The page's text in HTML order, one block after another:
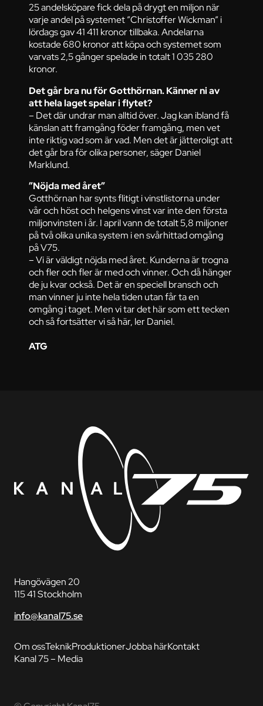
25 andelsköpare fick dela på drygt en miljon när
varje andel på systemet ”Christoffer Wickman” i
lördags gav 41 411 kronor tillbaka. Andelarna
kostade 680 kronor att köpa och systemet som
varvats 2,5 gånger spelade in totalt 1 035 280
kronor.
Det går bra nu för Gotthörnan. Känner ni av
att hela laget spelar i flytet?
– Det där undrar man alltid över. Jag kan ibland få
känslan att framgång föder framgång, men vet
inte riktig vad som är vad. Men det är jätteroligt att
det går bra för olika personer, säger Daniel
Marklund.
”Nöjda med året”
Gotthörnan har synts flitigt i vinstlistorna under
vår och höst och helgens vinst var inte den första
miljonvinsten i år. I april vann de totalt 5,8 miljoner
på två olika unika system i en svårhittad omgång
på V75.
– Vi är väldigt nöjda med året. Kunderna är trogna
och fler och fler är med och vinner. Och då hänger
de ju kvar också. Det är en speciell bransch och
man vinner ju inte hela tiden utan får ta en
omgång i taget. Men vi tar det här som ett tecken
och så fortsätter vi så här, ler Daniel.
ATG
Hangövägen 20
115 41 Stockholm
info@kanal75.se
Om ossTeknikProduktionerJobba härKontakt
Kanal 75 – Media